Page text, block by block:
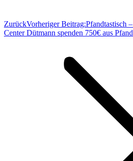
ZurückVorheriger Beitrag:Pfandtastisch
Center Dütmann spenden 750€ aus